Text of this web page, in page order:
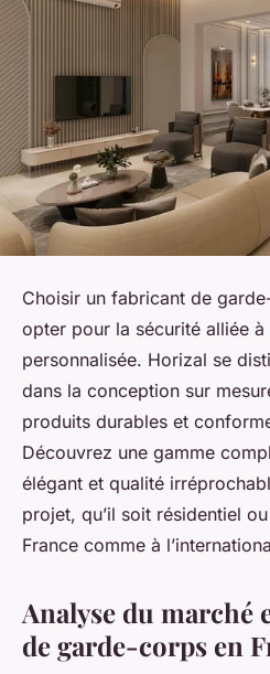
Choisir un fabricant de
opter pour la sécurité alliée à
personnalisée. Horizal se
dans la conception sur
produits durables et
Découvrez une gamme
élégant et qualité
projet, qu’il soit résidentiel
France comme à
Analyse du marché
de garde-corps en